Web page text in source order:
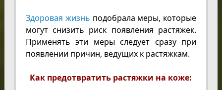
Здоровая жизнь подобрала меры, которые
могут снизить риск появления растяжек.
Применять эти меры следует сразу при
появлении причин, ведущих к растяжкам.
Как предотвратить растяжки на коже: